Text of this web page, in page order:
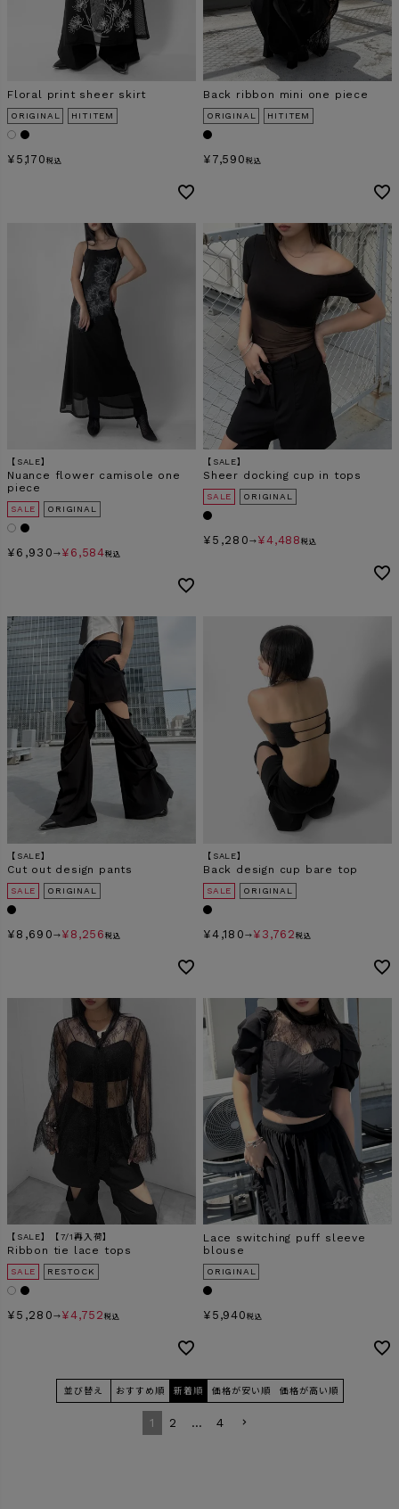
Floral print sheer skirt
ORIGINAL HITITEM
¥ 5,170 税込
Back ribbon mini one piece
ORIGINAL HITITEM
¥ 7,590 税込
【SALE】
Nuance flower camisole one
piece
SALE ORIGINAL
¥ 6,930 → ¥ 6,584税込
【SALE】
Sheer docking cup in tops
SALE ORIGINAL
¥ 5,280 → ¥4,488 税込
【SALE】
Cut out design pants
SALE ORIGINAL
¥ 8,690 → ¥ 8,256 税込
【SALE】
Back design cup bare top
SALE ORIGINAL
¥4,180 → ¥ 3,762 税込
【SALE】【7/1再入荷】
Ribbon tie lace tops
SALE RESTOCK
¥ 5,280 → ¥4,752 税込
Lace switching puff sleeve
blouse
ORIGINAL
¥ 5,940 税込
並び替え おすすめ順 新着順 価格が安い順 価格が高い順
1 2 … 4